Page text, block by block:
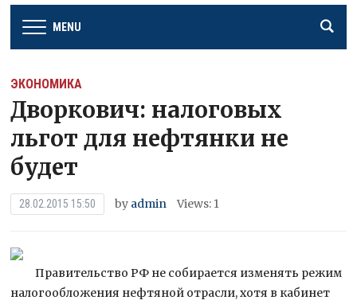
MENU
ЭКОНОМИКА
Дворкович: налоговых
льгот для нефтянки не
будет
28.02.2015 15:50 by admin Views: 1
Правительство РФ не собирается изменять режим
налогообложения нефтяной отрасли, хотя в кабинет